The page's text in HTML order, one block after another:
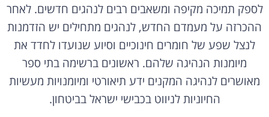
לספק תמיכה מקיפה ומשאבים רבים לנהגים חדשים. לאחר
ההכרזה על מעמדם החדש, לנהגים מתחילים יש הזדמנות
לנצל שפע של חומרים חינוכיים וסיוע שנועדו לחדד את
מיומנות הנהיגה שלהם. ראשונים ברשימה בתי ספר
מאושרים לנהיגה המקנים ידע תיאורטי ומיומנויות מעשיות
החיוניות לניווט בכבישי ישראל בביטחון.